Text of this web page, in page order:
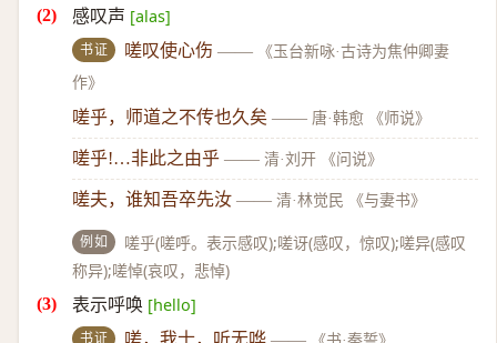
感叹声 [alas]
书证 嗟叹使心伤 ——
《玉台新咏·古诗为焦仲卿妻
作》
嗟乎，师道之不传也久矣 —— 唐·韩愈 《师说》
嗟乎!…非此之由乎 —— 清·刘开 《问说》
嗟夫，谁知吾卒先汝 —— 清·林觉民 《与妻书》
例如
嗟乎(嗟呼。表示感叹);嗟讶(感叹，惊叹);嗟异(感叹
称异);嗟悼(哀叹，悲悼)
表示呼唤 [hello]
书证 嗟，我士，听无哗 ——